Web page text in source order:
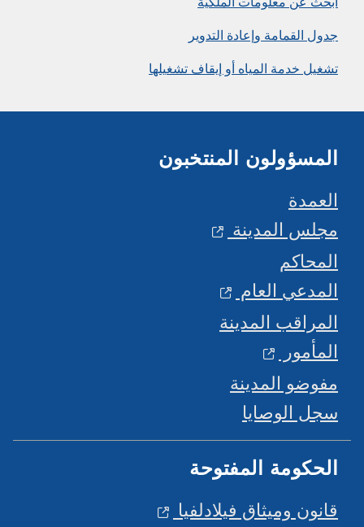
القمامة وإعادة التدوير
خدمة المياه أو إيقاف تشغيلها
المنتخبون
المدينة
العام
المدينة
المدينة
الوصايا
المفتوحة
وميثاق فيلادلفيا